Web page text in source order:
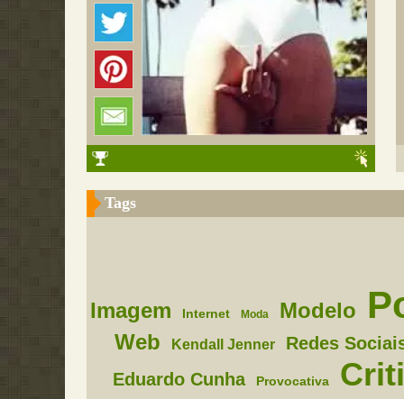
Tags
Imagem Internet Moda Modelo
Web Kendall Jenner
Redes
Eduardo Cunha
Provocativa